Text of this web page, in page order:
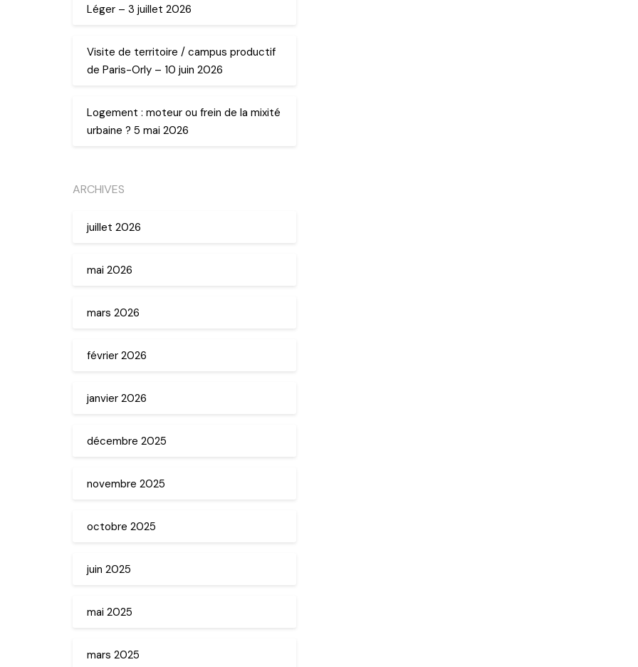
Léger – 3 juillet 2026
Visite de territoire / campus productif
de Paris-Orly – 10 juin 2026
Logement : moteur ou frein de la mixité
urbaine ? 5 mai 2026
ARCHIVES
juillet 2026
mai 2026
mars 2026
février 2026
janvier 2026
décembre 2025
novembre 2025
octobre 2025
juin 2025
mai 2025
mars 2025